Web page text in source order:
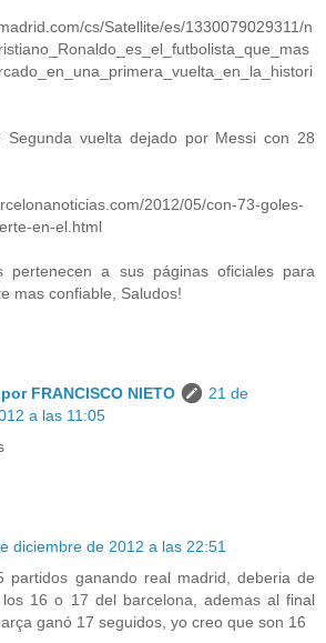
cs/Satellite/es/1330079029311/n
vuelta dejado por Messi con 28
2012/05/con-73-goles-
en-el.html
pertenecen a sus páginas oficiales para
mas confiable, Saludos!
FRANCISCO NIETO
21 de
a las 11:05
diciembre de 2012 a las 22:51
partidos ganando real madrid, deberia de
16 o 17 del barcelona, ademas al final
ganó 17 seguidos, yo creo que son 16